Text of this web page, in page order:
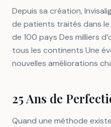
Depuis sa création,
de patients traités dans le
de 100 pays Des milliers
tous les continents Une
nouvelles améliorations
25 Ans de
Quand une méthode